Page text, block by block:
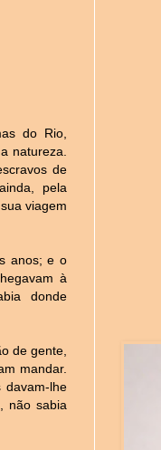
do Rio,
natureza.
de
pela
viagem
anos; e o
à
donde
de gente,
mandar.
davam-lhe
não sabia